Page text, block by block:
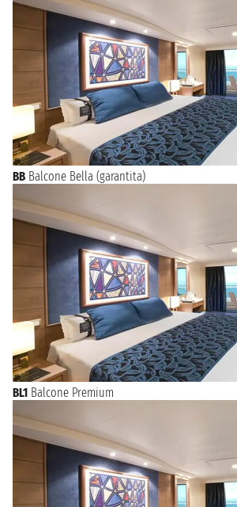
BB Balcone Bella (garantita)
BL1 Balcone Premium